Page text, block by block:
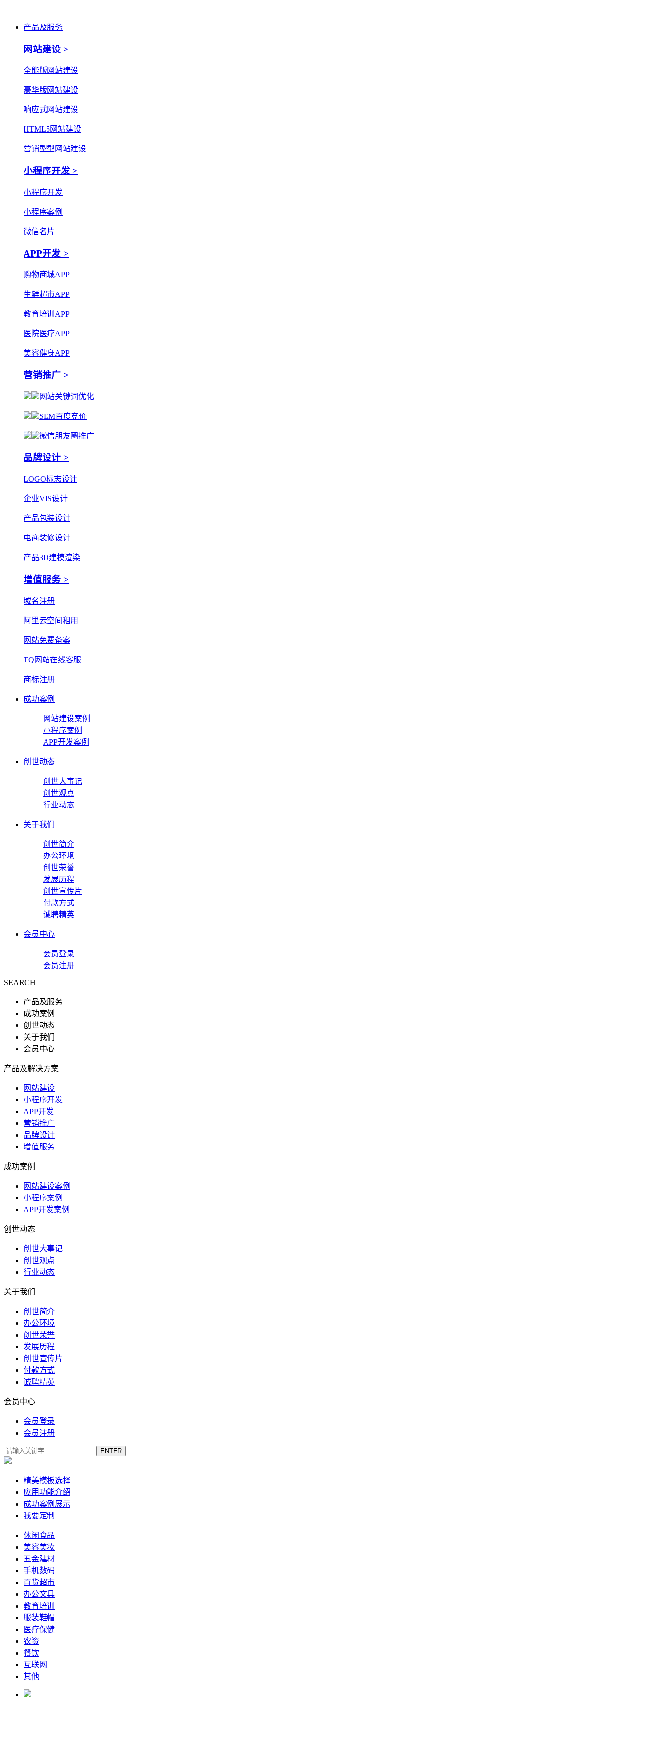
产品及服务
网站建设 >
全能版网站建设
豪华版网站建设
响应式网站建设
HTML5网站建设
营销型型网站建设
小程序开发 >
小程序开发
小程序案例
微信名片
APP开发 >
购物商城APP
生鲜超市APP
教育培训APP
医院医疗APP
美容健身APP
营销推广 >
网站关键词优化
SEM百度竞价
微信朋友圈推广
品牌设计 >
LOGO标志设计
企业VIS设计
产品包装设计
电商装修设计
产品3D建模渲染
增值服务 >
域名注册
阿里云空间租用
网站免费备案
TQ网站在线客服
商标注册
成功案例
网站建设案例
小程序案例
APP开发案例
创世动态
创世大事记
创世观点
行业动态
关于我们
创世简介
办公环境
创世荣誉
发展历程
创世宣传片
付款方式
诚聘精英
会员中心
会员登录
会员注册
SEARCH
产品及服务
成功案例
创世动态
关于我们
会员中心
产品及解决方案
网站建设
小程序开发
APP开发
营销推广
品牌设计
增值服务
成功案例
网站建设案例
小程序案例
APP开发案例
创世动态
创世大事记
创世观点
行业动态
关于我们
创世简介
办公环境
创世荣誉
发展历程
创世宣传片
付款方式
诚聘精英
会员中心
会员登录
会员注册
精美模板选择
应用功能介绍
成功案例展示
我要定制
休闲食品
美容美妆
五金建材
手机数码
百货超市
办公文具
教育培训
服装鞋帽
医疗保健
农资
餐饮
互联网
其他